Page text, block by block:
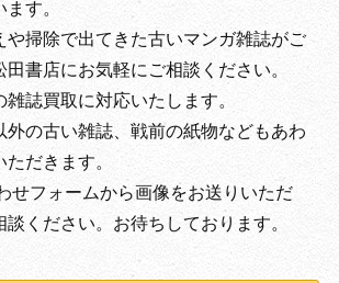
す。
や掃除で出てきた古いマンガ雑誌がご
書店にお気軽にご相談ください。
誌買取に対応いたします。
外の古い雑誌、戦前の紙物などもあわ
だきます。
せフォームから画像をお送りいただ
ください。お待ちしております。